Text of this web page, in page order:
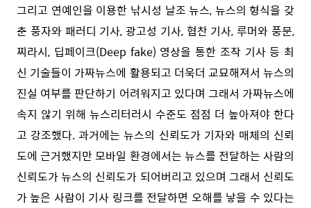
그리고 연예인을 이용한 낚시성 날조 뉴스, 뉴스의 형식을 갖
춘 풍자와 패러디 기사, 광고성 기사, 협찬 기사, 루머와 풍문,
찌라시, 딥페이크(Deep fake) 영상을 통한 조작 기사 등 최
신 기술들이 가짜뉴스에 활용되고 더욱더 교묘해져서 뉴스의
진실 여부를 판단하기 어려워지고 있다며 그래서 가짜뉴스에
속지 않기 위해 뉴스리터러시 수준도 점점 더 높아져야 한다
고 강조했다. 과거에는 뉴스의 신뢰도가 기자와 매체의 신뢰
도에 근거했지만 모바일 환경에서는 뉴스를 전달하는 사람의
신뢰도가 뉴스의 신뢰도가 되어버리고 있으며 그래서 신뢰도
가 높은 사람이 기사 링크를 전달하면 오해를 낳을 수 있다는